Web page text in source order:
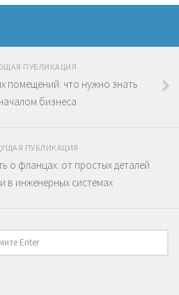
ПУБЛИКАЦИЯ
помещений: что нужно знать
бизнеса
ПУБЛИКАЦИЯ
о фланцах: от простых деталей
в инженерных системах